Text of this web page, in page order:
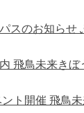
スのお知らせ
飛鳥未来きぼ
ト開催 飛鳥